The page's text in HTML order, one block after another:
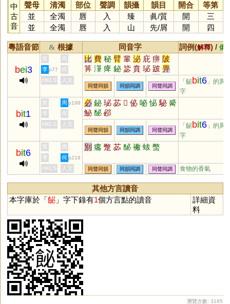
中
古
音
聲母 清濁 部位 聲調 韻攝 韻目 開合
等第
並
全濁 唇 入 臻 眞/質 開
三
並
全濁 唇 入 山 先/屑 開 四
粵語音節 & 根據 同音字 詞例(解釋) / 備
bei3
黃 周 比 費 秘 臂 輩 泌 庇 痹 陂
箅 潷 痺 鉍 毖 賁 珌 跛 畀
轡 詖 琲 疪 粊 鄪 閟 柲 邲
芘 祕
李 p77
何
HKLS
人文
同聲同韻 同韻同調 同聲同調
「飶bit6 」的異
字
bit1
黃 周 p198 必 鉍 珌 苾 𠦒 佖 咇 怭 駜 觱
鮅 馝 邲
李
何
HKLS
人文
同聲同韻 同韻同調 同聲同調
「飶bit6 」的異
字
bit6
黃 周 別 癟 蹩 苾 馝 襒 蛂 蟞
李 何 p219
HKLS 人文 同聲同韻 同韻同調 同聲同調 食物的香氣
其他方言讀音
本字庫於「飶」字下錄有1個方言點的讀音
詳細資
料
瀏覽次數: 3185